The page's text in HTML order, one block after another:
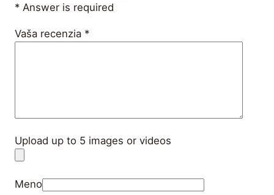
* Answer is required
Vaša recenzia *
Upload up to 5 images or videos
Meno